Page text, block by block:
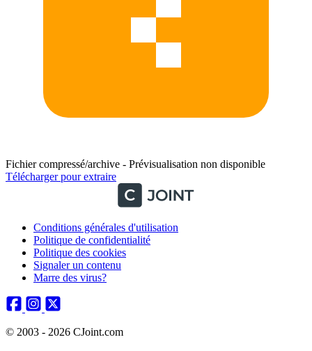
Fichier compressé/archive - Prévisualisation non disponible
Télécharger pour extraire
Conditions générales d'utilisation
Politique de confidentialité
Politique des cookies
Signaler un contenu
Marre des virus?
© 2003 - 2026 CJoint.com